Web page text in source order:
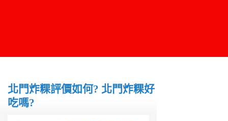
北門炸粿評價如何? 北門炸粿好
吃嗎?